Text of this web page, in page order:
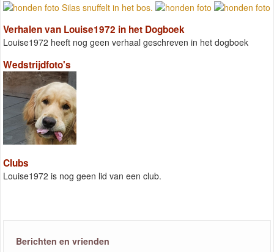
Verhalen van Louise1972 in het Dogboek
Louise1972 heeft nog geen verhaal geschreven in het dogboek
Wedstrijdfoto's
Clubs
Louise1972 is nog geen lid van een club.
Berichten en vrienden